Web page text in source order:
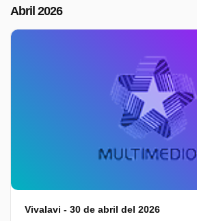
Abril 2026
Vivalavi - 30 de abril del 2026